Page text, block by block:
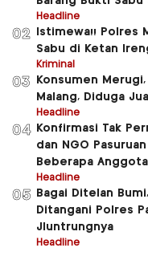
Headline
02
Istimewa!! Polres
Sabu di Ketan
Kriminal
03
Konsumen Merugi,
Malang, Diduga
Headline
04
Konfirmasi Tak
dan NGO
Beberapa
Headline
05
Bagai Ditelan
Ditangani Polres
Jluntrungnya
Headline